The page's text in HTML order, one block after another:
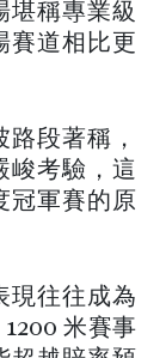
堪稱專業級
賽道相比更
段著稱，
峻考驗，這
冠軍賽的原
現往往成為
米賽事